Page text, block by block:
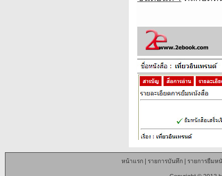
หน้าแรก| รายการบันทึก| รายการยืมห